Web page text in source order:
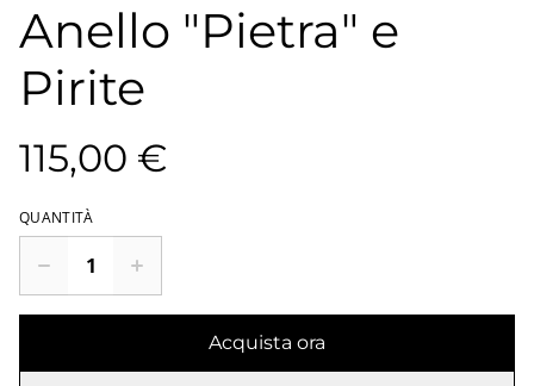
Anello "Pietra" e
Pirite
115,00 €
QUANTITÀ
Acquista ora